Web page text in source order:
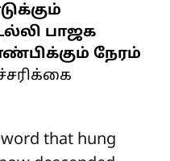
பாஜக
நேரம்
that hung